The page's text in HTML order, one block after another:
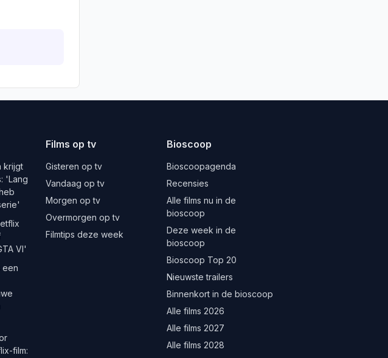
krijgt
'Lang
VI'
een
film:
Films op tv
Gisteren op tv
Vandaag op tv
Morgen op tv
Overmorgen op tv
Filmtips deze week
Bioscoop
Bioscoopagenda
Recensies
Alle films nu in de
bioscoop
Deze week in de
bioscoop
Bioscoop Top 20
Nieuwste trailers
Binnenkort in de bioscoop
Alle films 2026
Alle films 2027
Alle films 2028